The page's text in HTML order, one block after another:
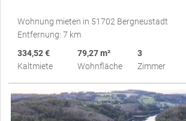
Wohnung mieten in 51702 Bergneustadt
Entfernung: 7 km
334,52 €
Kaltmiete
79,27 m²
Wohnfläche
3
Zimmer